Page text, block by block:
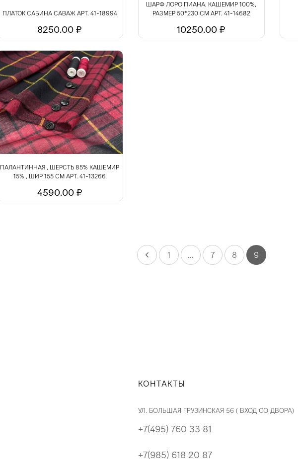
ПЛАТОК САБИНА САВАЖ АРТ. 41-18994
8250.00 ₽
ШАРФ ЛОРО ПИАНА, КАШЕМИР 100%,
РАЗМЕР 50*230 СМ АРТ. 41-14682
10250.00 ₽
ПАЛАНТИННАЯ , ШЕРСТЬ 85% КАШЕМИР
15% , ШИР 155 СМ АРТ. 41-13266
4590.00 ₽
1 ... 7 8 9
КОНТАКТЫ
УЛ. БОЛЬШАЯ ГРУЗИНСКАЯ 56 ( ВХОД СО ДВОРА)
+7(495) 760 33 81
+7(985) 618 20 87